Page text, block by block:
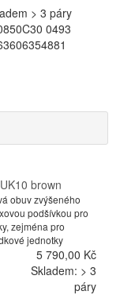
> 3 páry
0493
brown
obuv zvýšeného
podšívkou pro
zejména pro
jednotky
5 790,00 Kč
Skladem: > 3
páry